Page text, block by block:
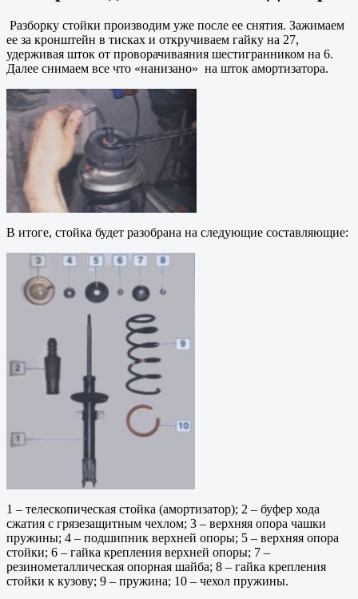
Разборку стойки производим уже после ее снятия. Зажимаем
ее за кронштейн в тисках и откручиваем гайку на 27,
удерживая шток от проворачиваяния шестигранником на 6.
Далее снимаем все что «нанизано» на шток амортизатора.
В итоге, стойка будет разобрана на следующие составляющие:
1 – телескопическая стойка (амортизатор); 2 – буфер хода
сжатия с грязезащитным чехлом; 3 – верхняя опора чашки
пружины; 4 – подшипник верхней опоры; 5 – верхняя опора
стойки; 6 – гайка крепления верхней опоры; 7 –
резинометаллическая опорная шайба; 8 – гайка крепления
стойки к кузову; 9 – пружина; 10 – чехол пружины.